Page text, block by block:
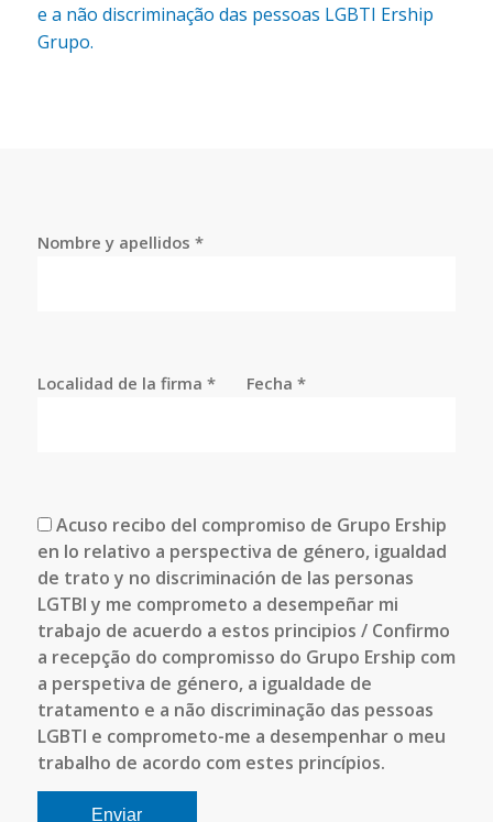
e a não discriminação das pessoas LGBTI Ership
Grupo.
Nombre y apellidos *
Localidad de la firma * Fecha *
Acuso recibo del compromiso de Grupo Ership
en lo relativo a perspectiva de género, igualdad
de trato y no discriminación de las personas
LGTBI y me comprometo a desempeñar mi
trabajo de acuerdo a estos principios / Confirmo
a recepção do compromisso do Grupo Ership com
a perspetiva de género, a igualdade de
tratamento e a não discriminação das pessoas
LGBTI e comprometo-me a desempenhar o meu
trabalho de acordo com estes princípios.